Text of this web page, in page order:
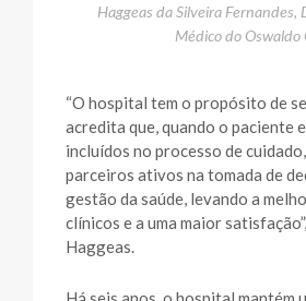
Haggeas da Silveira
Médico do Oswaldo
“O hospital tem o propósito de
acredita que, quando o paciente
incluídos no processo de
parceiros ativos na tomada de
gestão da saúde, levando a
clínicos e a uma maior
Haggeas.